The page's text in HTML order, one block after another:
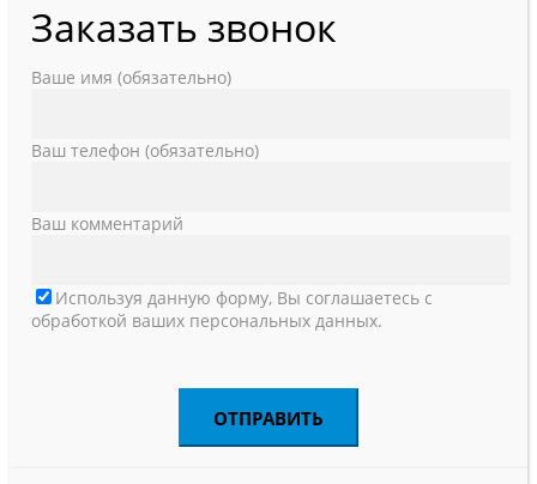
Заказать звонок
Ваше имя (обязательно)
Ваш телефон (обязательно)
Ваш комментарий
Используя данную форму, Вы соглашаетесь с
обработкой ваших персональных данных.